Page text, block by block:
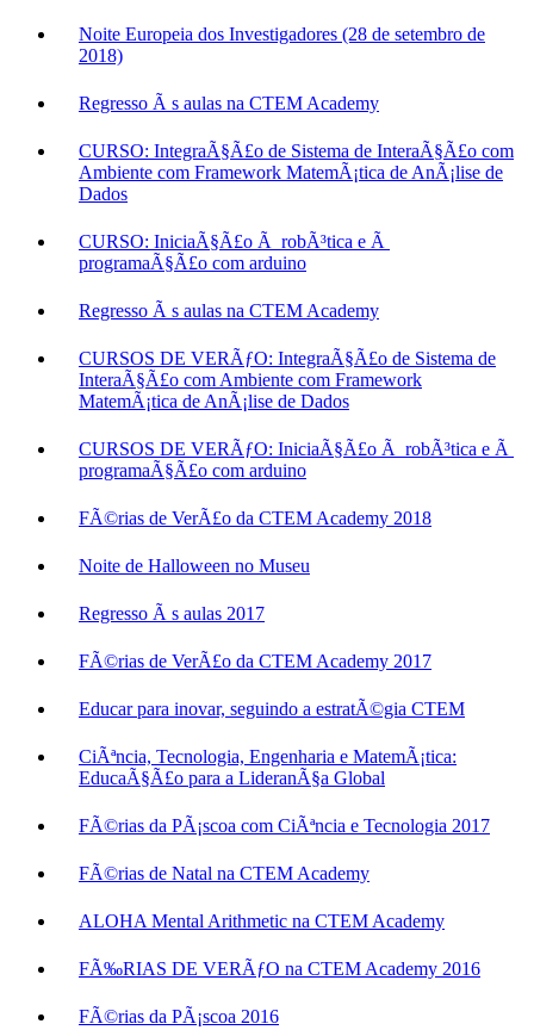
Noite Europeia dos Investigadores (28 de setembro de
2018)
Regresso Ã s aulas na CTEM Academy
CURSO: IntegraÃ§Ã£o de Sistema de InteraÃ§Ã£o com
Ambiente com Framework MatemÃ¡tica de AnÃ¡lise de
Dados
CURSO: IniciaÃ§Ã£o Ã robÃ³tica e Ã
programaÃ§Ã£o com arduino
Regresso Ã s aulas na CTEM Academy
CURSOS DE VERÃƒO: IntegraÃ§Ã£o de Sistema de
InteraÃ§Ã£o com Ambiente com Framework
MatemÃ¡tica de AnÃ¡lise de Dados
CURSOS DE VERÃƒO: IniciaÃ§Ã£o Ã robÃ³tica e Ã
programaÃ§Ã£o com arduino
FÃ©rias de VerÃ£o da CTEM Academy 2018
Noite de Halloween no Museu
Regresso Ã s aulas 2017
FÃ©rias de VerÃ£o da CTEM Academy 2017
Educar para inovar, seguindo a estratÃ©gia CTEM
CiÃªncia, Tecnologia, Engenharia e MatemÃ¡tica:
EducaÃ§Ã£o para a LideranÃ§a Global
FÃ©rias da PÃ¡scoa com CiÃªncia e Tecnologia 2017
FÃ©rias de Natal na CTEM Academy
ALOHA Mental Arithmetic na CTEM Academy
FÃ‰RIAS DE VERÃƒO na CTEM Academy 2016
FÃ©rias da PÃ¡scoa 2016